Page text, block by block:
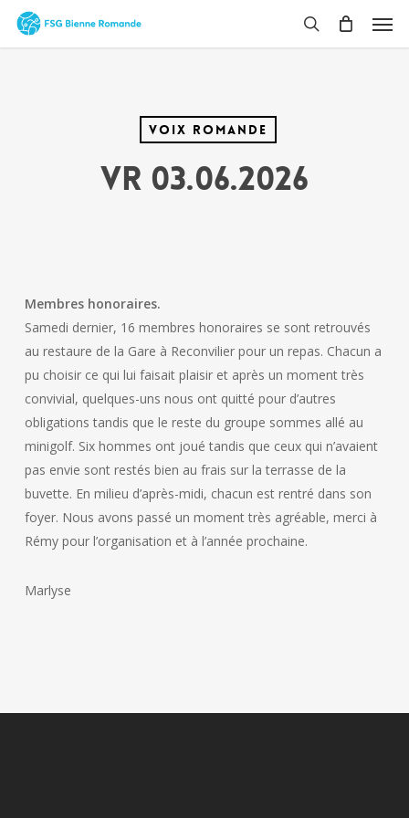
Skip
Voix Romande
VR 03.06.2026
Membres honoraires.
Samedi dernier, 16 membres honoraires se sont retrouvés
au restaure de la Gare à Reconvilier pour un repas. Chacun a
pu choisir ce qui lui faisait plaisir et après un moment très
convivial, quelques-uns nous ont quitté pour d’autres
obligations tandis que le reste du groupe sommes allé au
minigolf. Six hommes ont joué tandis que ceux qui n’avaient
pas envie sont restés bien au frais sur la terrasse de la
buvette. En milieu d’après-midi, chacun est rentré dans son
foyer. Nous avons passé un moment très agréable, merci à
Rémy pour l’organisation et à l’année prochaine.
Marlyse